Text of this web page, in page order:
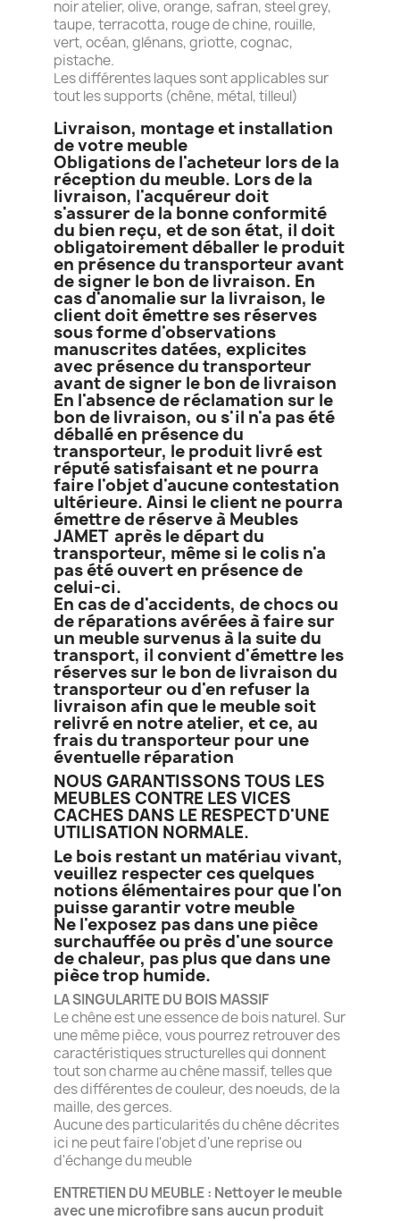
noir atelier, olive, orange, safran, steel grey,
taupe, terracotta, rouge de chine, rouille,
vert, océan, glénans, griotte, cognac,
pistache.
Les différentes laques sont applicables sur
tout les supports (chêne, métal, tilleul)
Livraison, montage et installation
de votre meuble
Obligations de l'acheteur lors de la
réception du meuble. Lors de la
livraison, l'acquéreur doit
s'assurer de la bonne conformité
du bien reçu, et de son état, il doit
obligatoirement déballer le produit
en présence du transporteur avant
de signer le bon de livraison. En
cas d'anomalie sur la livraison, le
client doit émettre ses réserves
sous forme d'observations
manuscrites datées, explicites
avec présence du transporteur
avant de signer le bon de livraison
En l'absence de réclamation sur le
bon de livraison, ou s'il n'a pas été
déballé en présence du
transporteur, le produit livré est
réputé satisfaisant et ne pourra
faire l'objet d'aucune contestation
ultérieure. Ainsi le client ne pourra
émettre de réserve à Meubles
JAMET après le départ du
transporteur, même si le colis n'a
pas été ouvert en présence de
celui-ci.
En cas de d'accidents, de chocs ou
de réparations avérées à faire sur
un meuble survenus à la suite du
transport, il convient d'émettre les
réserves sur le bon de livraison du
transporteur ou d'en refuser la
livraison afin que le meuble soit
relivré en notre atelier, et ce, au
frais du transporteur pour une
éventuelle réparation
NOUS GARANTISSONS TOUS LES
MEUBLES CONTRE LES VICES
CACHES DANS LE RESPECT D'UNE
UTILISATION NORMALE.
Le bois restant un matériau vivant,
veuillez respecter ces quelques
notions élémentaires pour que l'on
puisse garantir votre meuble
Ne l'exposez pas dans une pièce
surchauffée ou près d'une source
de chaleur, pas plus que dans une
pièce trop humide.
LA SINGULARITE DU BOIS MASSIF
Le chêne est une essence de bois naturel. Sur
une même pièce, vous pourrez retrouver des
caractéristiques structurelles qui donnent
tout son charme au chêne massif, telles que
des différentes de couleur, des noeuds, de la
maille, des gerces.
Aucune des particularités du chêne décrites
ici ne peut faire l'objet d'une reprise ou
d'échange du meuble
ENTRETIEN DU MEUBLE : Nettoyer le meuble
avec une microfibre sans aucun produit